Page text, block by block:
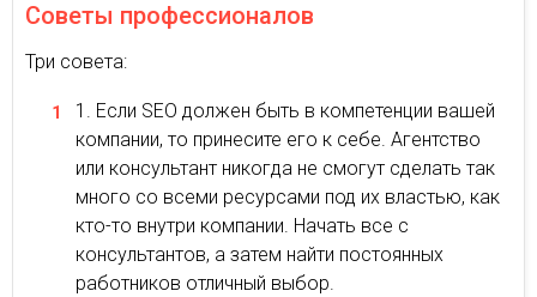
Советы профессионалов
Три совета:
Если SEO должен быть в компетенции вашей
компании, то принесите его к себе. Агентство
или консультант никогда не смогут сделать так
много со всеми ресурсами под их властью, как
кто-то внутри компании. Начать все с
консультантов, а затем найти постоянных
работников отличный выбор.